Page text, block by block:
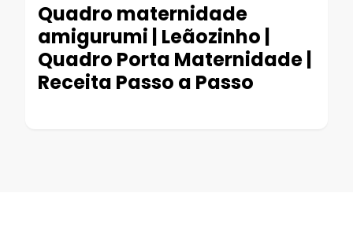
Quadro maternidade
amigurumi | Leãozinho |
Quadro Porta Maternidade |
Receita Passo a Passo